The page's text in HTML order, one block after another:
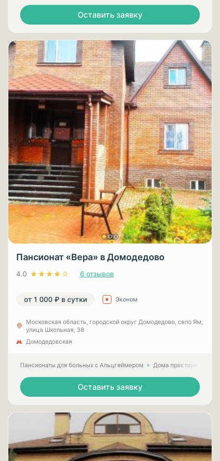
Оставить заявку
Пансионат «Вера» в Домодедово
4.0 6 отзывов
от 1 000 ₽ в сутки Эконом
Московская область, городской округ Домодедово, село Ям,
улица Школьная, 38
Домодедовская
Пансионаты для больных с Альцгеймером Дома престарелых
Оставить заявку